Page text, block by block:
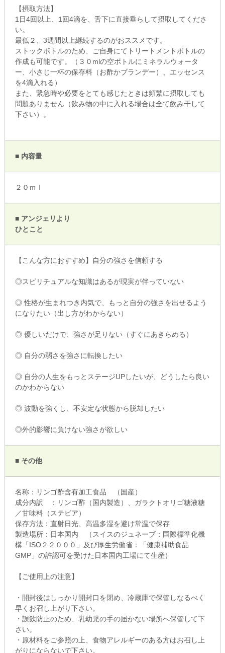
【摂取方法】
1日4回以上、1回4滴を、舌下に直接垂らして摂取してくださ
い。
最低２、3週間以上継続するのがおススメです。
ストックボトルのため、ご自身にてトリートメントボトルの
作成も可能です。（３０mlの空ボトルにミネラルウォータ
ー、小さじ一杯の保存料（お酢かブランデー）、エッセンス
を4滴入れる）
また、緊急時や必要をとても感じたときは頻繁に摂取しても
問題ありません（飲み物の中に入れる場合は全て飲み干して
下さい）。
■ 内容量
２０ｍｌ
■ アンジェリより
ひとこと
【こんな方におすすめ】自分の強さを信頼する
◎スピリチュアルな知識はあるが現実が伴っていない
◎ 性格が生まれつき内気で、もっと自分の強さを出せるよう
になりたい（出し方がわからない）
◎ 優しいだけで、強さが足りない（すぐにあきらめる）
◎ 自分の弱さを強さに転換したい
◎ 自分の人生をもっとステージUPしたいが、どうしたら良い
のかわからない
◎ 波動を強くし、不安定な状態から脱却したい
◎外的影響に負けない強さが欲しい
■ その他
名称：リンゴ酢含有加工食品 （国産）
成分内訳 ：リンゴ酢（国内製造）、ガラクトオリゴ糖液糖
／甘味料（ステビア）
保存方法：直射日光、高温多湿を避け常温で保存
製造場所：日本国内 （スイスのジュネーブ：国際標準化機
構「ISO２２０００」及び厚生労働省：「健康補助食品
GMP」の許認可を受けた日本国内工場にて生産）
【ご使用上の注意】
・開封後はしっかり開封口を閉め、冷蔵庫で保管しなるべく
早くお召し上がり下さい。
・誤飲防止のため、乳幼児の手の届かない場所へ保管して下
さい。
・原材料をご参照の上、食物アレルギーのある方はお召し上
がりにならないで下さい。